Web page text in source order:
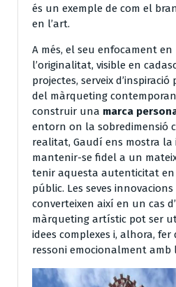
és un exemple de com el
en l’art.
A més, el seu enfocament
l’originalitat, visible en
projectes, serveix
del màrqueting
construir una marca
entorn on la sobredimensió
realitat, Gaudí ens mostra
mantenir-se fidel a un
tenir aquesta autenticitat en
públic. Les seves
converteixen així en un cas
màrqueting artístic pot ser
idees complexes i, alhora,
ressoni emocionalment amb